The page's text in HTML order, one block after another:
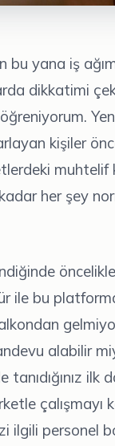
bu yana iş
dikkatimi
öğreniyorum.
kişiler
muhtelif
her şey
ile bu
alabilir
tanıdığınız
çalışmayı
ilgili